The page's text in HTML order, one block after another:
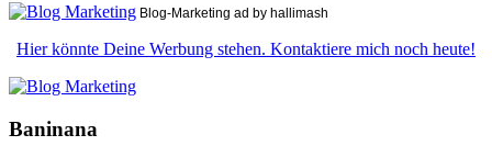
Blog-Marketing ad by hallimash
Hier könnte Deine Werbung stehen. Kontaktiere mich noch heute!
Baninana